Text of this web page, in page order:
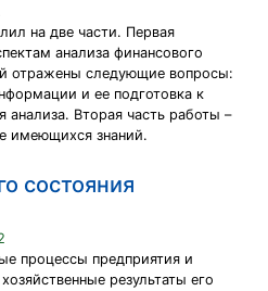
на две части. Первая
анализа финансового
отражены следующие вопросы:
и ее подготовка к
анализа. Вторая часть работы –
имеющихся знаний.
состояния
процессы предприятия и
результаты его